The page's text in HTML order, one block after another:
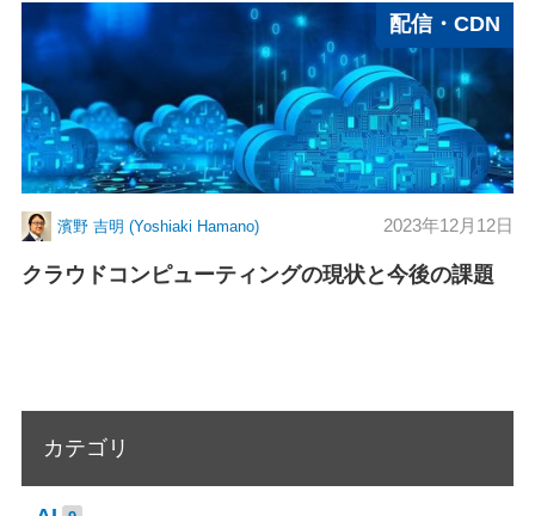
配信・CDN
濱野 吉明 (Yoshiaki Hamano) 2023年12月12日
クラウドコンピューティングの現状と今後の課題
カテゴリ